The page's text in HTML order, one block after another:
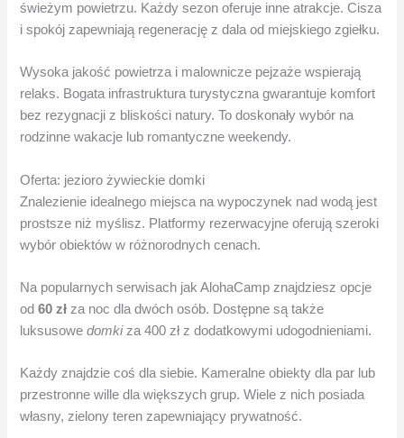
świeżym powietrzu. Każdy sezon oferuje inne atrakcje. Cisza
i spokój zapewniają regenerację z dala od miejskiego zgiełku.
Wysoka jakość powietrza i malownicze pejzaże wspierają
relaks. Bogata infrastruktura turystyczna gwarantuje komfort
bez rezygnacji z bliskości natury. To doskonały wybór na
rodzinne wakacje lub romantyczne weekendy.
Oferta: jezioro żywieckie domki
Znalezienie idealnego miejsca na wypoczynek nad wodą jest
prostsze niż myślisz. Platformy rezerwacyjne oferują szeroki
wybór obiektów w różnorodnych cenach.
Na popularnych serwisach jak AlohaCamp znajdziesz opcje
od60 zł za noc dla dwóch osób. Dostępne są także
luksusowedomkiza 400 zł z dodatkowymi udogodnieniami.
Każdy znajdzie coś dla siebie. Kameralne obiekty dla par lub
przestronne wille dla większych grup. Wiele z nich posiada
własny, zielony teren zapewniający prywatność.